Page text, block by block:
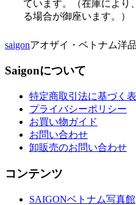
ています。（在庫により
る場合が御座います。）
saigonアオザイ・ベトナム洋
Saigonについて
特定商取引法に基づく
プライバシーポリシー
お買い物ガイド
お問い合わせ
卸販売のお問い合わせ
コンテンツ
SAIGONベトナム写真館